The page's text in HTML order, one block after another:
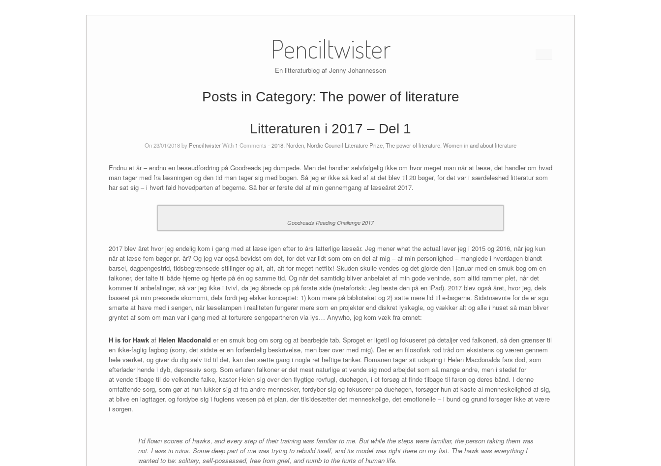
Penciltwister
En litteraturblog af Jenny Johannessen
Posts in Category: The power of literature
Litteraturen i 2017 – Del 1
On 23/01/2018 by PenciltwisterWith 1 Comments - 2018 Norden Nordic Council Literature Prize The power of literature Women in and about literature
Endnu et år – endnu en læseudfordring på Goodreads jeg dumpede. Men det handler selvfølgelig ikke om hvor meget man når at læse, det handler om hvad
man tager med fra læsningen og den tid man tager sig med bogen. Så jeg er ikke så ked af at det blev til 20 bøger, for det var i særdeleshed litteratur som
har sat sig – i hvert fald hovedparten af bøgerne. Så her er første del af min gennemgang af læseåret 2017.
Goodreads Reading Challenge 2017
2017 blev året hvor jeg endelig kom i gang med at læse igen efter to års latterlige læseår. Jeg mener what the actual laver jeg i 2015 og 2016, når jeg kun
når at læse fem bøger pr. år? Og jeg var også bevidst om det, for det var lidt som om en del af mig – af min personlighed – manglede i hverdagen blandt
barsel, dagpengestrid, tidsbegrænsede stillinger og alt, alt, alt for meget netflix! Skuden skulle vendes og det gjorde den i januar med en smuk bog om en
falkoner, der talte til både hjerne og hjerte på én og samme tid. Og når det samtidig bliver anbefalet af min gode veninde, som altid rammer plet, når det
kommer til anbefalinger, så var jeg ikke i tvivl, da jeg åbnede op på første side (metaforisk: Jeg læste den på en iPad). 2017 blev også året, hvor jeg, dels
baseret på min pressede økomomi, dels fordi jeg elsker konceptet: 1) kom mere på biblioteket og 2) satte mere lid til e-bøgerne. Sidstnævnte for de er sgu
smarte at have med i sengen, når læselampen i realiteten fungerer mere som en projektør end diskret lyskegle, og vækker alt og alle i huset så man bliver
gryntet af som om man var i gang med at torturere sengepartneren via lys… Anywho, jeg kom væk fra emnet:
H is for Hawkaf Helen Macdonald er en smuk bog om sorg og at bearbejde tab. Sproget er ligetil og fokuseret på detaljer ved falkoneri, så den grænser til
en ikke-faglig fagbog (sorry, det sidste er en forfærdelig beskrivelse, men bær over med mig). Der er en filosofisk rød tråd om eksistens og væren gennem
hele værket, og giver du dig selv tid til det, kan den sætte gang i nogle ret heftige tanker. Romanen tager sit udspring i Helen Macdonalds fars død, som
efterlader hende i dyb, depressiv sorg. Som erfaren falkoner er det mest naturlige at vende sig mod arbejdet som så mange andre, men i stedet for
at vende tilbage til de velkendte falke, kaster Helen sig over den flygtige rovfugl, duehøgen, i et forsøg at finde tilbage til faren og deres bånd. I denne
omfattende sorg, som gør at hun lukker sig af fra andre mennesker, fordyber sig og fokuserer på duehøgen, forsøger hun at kaste al menneskelighed af sig,
at blive en iagttager, og fordybe sig i fuglens væsen på et plan, der tilsidesætter det menneskelige, det emotionelle – i bund og grund forsøger ikke at være
i sorgen.
I’d flown scores of hawks, and every step of their training was familiar to me. But while the steps were familiar, the person taking them was
not. I was in ruins. Some deep part of me was trying to rebuild itself, and its model was right there on my fist. The hawk was everything I
wanted to be: solitary, self-possessed, free from grief, and numb to the hurts of human life.